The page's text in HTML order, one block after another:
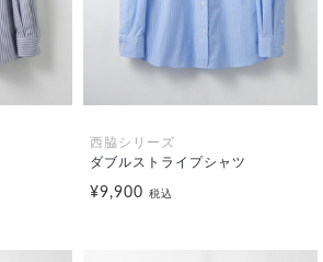
西脇シリーズ
ダブルストライプシャツ
¥9,900 税込